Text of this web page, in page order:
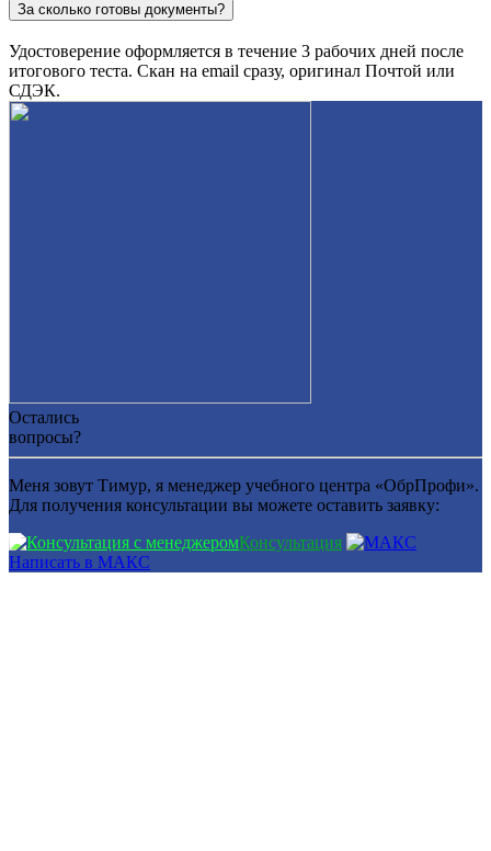
За сколько готовы документы?
Удостоверение оформляется в течение 3 рабочих дней после
итогового теста. Скан на email сразу, оригинал Почтой или
СДЭК.
Остались
вопросы?
Меня зовут Тимур, я менеджер учебного центра «ОбрПрофи».
Для получения консультации вы можете оставить заявку:
Консультация
Написать в МАКС